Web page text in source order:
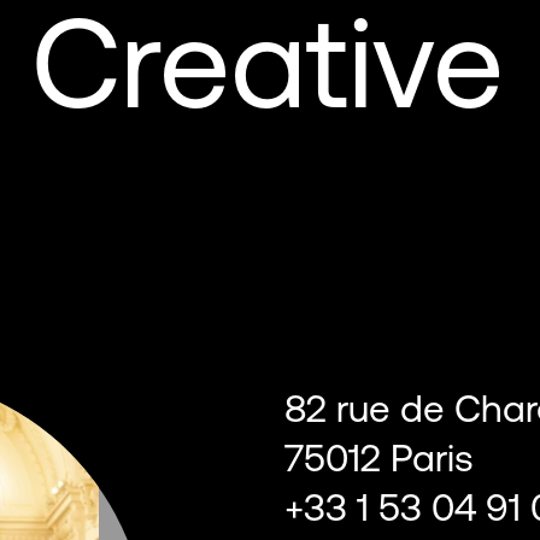
82 rue de
75012 Paris
+33 1 53 04 91